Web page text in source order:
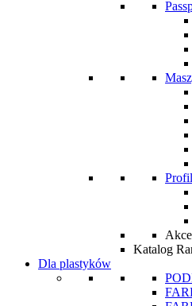
Katalog
Dla plastyków